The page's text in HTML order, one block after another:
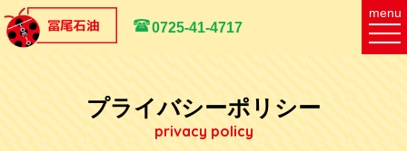
0725-41-4717
menu
プライバシーポリシー
privacy policy